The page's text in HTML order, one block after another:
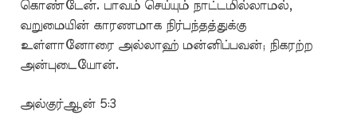
கொண்டேன். பாவம் செய்யும் நாட்டமில்லாமல்,
வறுமையின் காரணமாக நிர்பந்தத்துக்கு
உள்ளானோரை அல்லாஹ் மன்னிப்பவன்; நிகரற்ற
அன்புடையோன்.
அல்குர்ஆன் 5:3